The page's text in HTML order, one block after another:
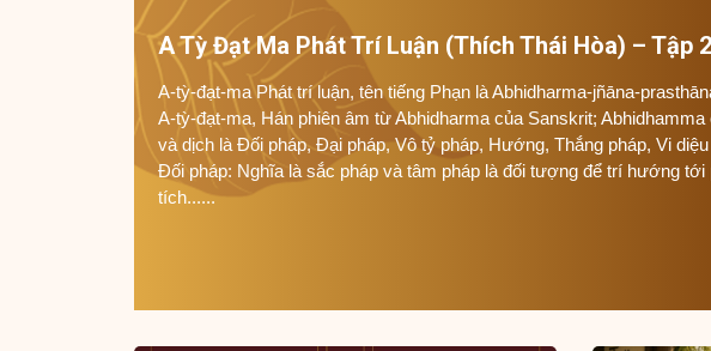
A Tỳ Đạt Ma Phát Trí Luận (Thích Thái Hòa) – Tập 2
A-tỳ-đạt-ma Phát trí luận, tên tiếng Phạn là Abhidharma-jñāna-
A-tỳ-đạt-ma, Hán phiên âm từ Abhidharma của Sanskrit; Abhidhamma
và dịch là Đối pháp, Đại pháp, Vô tỷ pháp, Hướng, Thắng pháp, Vi
Đối pháp: Nghĩa là sắc pháp và tâm pháp là đối tượng để trí hướng tới
tích......